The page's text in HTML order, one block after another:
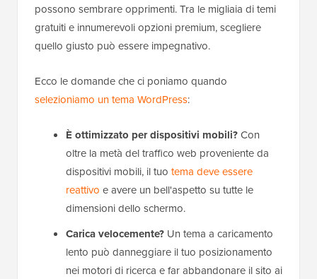
possono sembrare opprimenti. Tra le migliaia di temi
gratuiti e innumerevoli opzioni premium, scegliere
quello giusto può essere impegnativo.
Ecco le domande che ci poniamo quando
selezioniamo un tema WordPress:
È ottimizzato per dispositivi mobili?Con
oltre la metà del traffico web proveniente da
dispositivi mobili, il tuo tema deve essere
reattivo e avere un bell'aspetto su tutte le
dimensioni dello schermo.
Carica velocemente? Un tema a caricamento
lento può danneggiare il tuo posizionamento
nei motori di ricerca e far abbandonare il sito ai